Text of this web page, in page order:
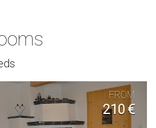
FROM
210 €